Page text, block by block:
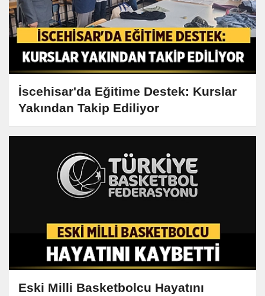
İscehisar'da Eğitime Destek: Kurslar
Yakından Takip Ediliyor
Eski Milli Basketbolcu Hayatını